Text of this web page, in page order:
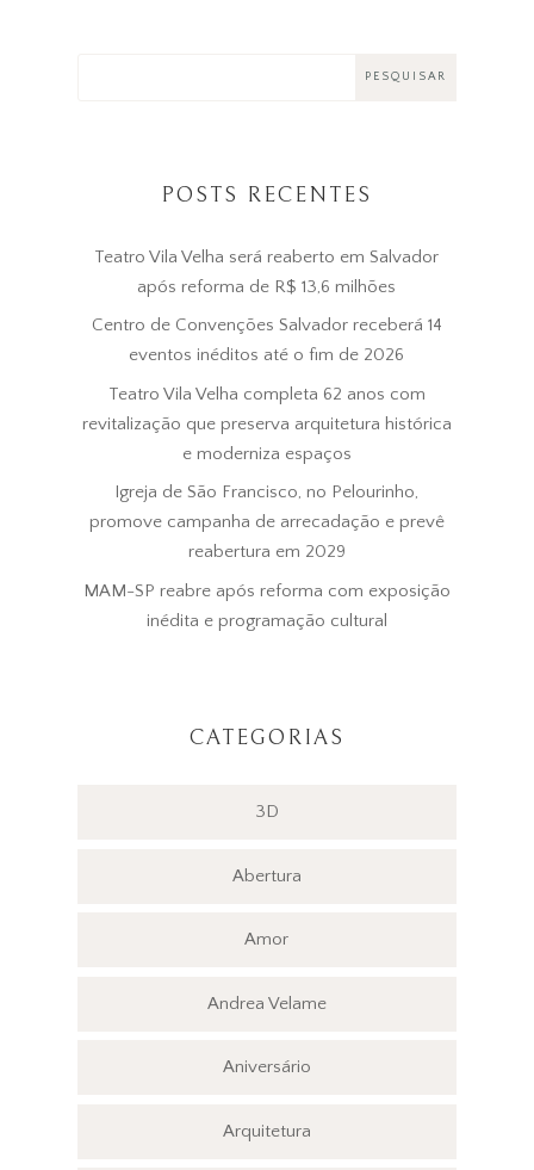
POSTS RECENTES
Teatro Vila Velha será reaberto em Salvador
após reforma de R$ 13,6 milhões
Centro de Convenções Salvador receberá 14
eventos inéditos até o fim de 2026
Teatro Vila Velha completa 62 anos com
revitalização que preserva arquitetura histórica
e moderniza espaços
Igreja de São Francisco, no Pelourinho,
promove campanha de arrecadação e prevê
reabertura em 2029
MAM-SP reabre após reforma com exposição
inédita e programação cultural
CATEGORIAS
3D
Abertura
Amor
Andrea Velame
Aniversário
Arquitetura